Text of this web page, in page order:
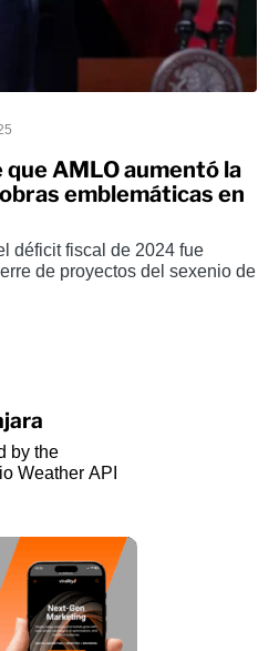
AMLO aumentó la
emblemáticas en
déficit fiscal de 2024 fue
de proyectos del sexenio de